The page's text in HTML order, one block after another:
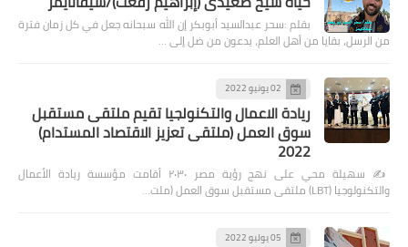
بقلم :سحر عبدالسيد أبوبكر إن الله سبحانه جعل في كل زمان فترة
من الرسل، بقايا من أهل العلم، يدعون من ضل إلى …
02 يونيو 2022
ريادة الاعمال والتكنولجيا تقيم ملتقى مستقبل
سوق العمل (ملتقى تعزيز الاقتصاد المستدام)
2022
✍️ سهيلة محي على نهج رؤية مصر ٢٠٣٠ أقامت مؤسسة ريادة الأعمال
والتكنولوجيا (LBT) ملتقى مستقبل سوق العمل (ملت…
05 يوليو 2022